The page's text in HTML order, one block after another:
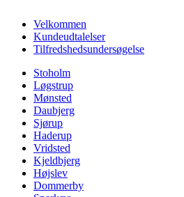
Velkommen
Kundeudtalelser
Tilfredshedsundersøgelse
Stoholm
Løgstrup
Mønsted
Daubjerg
Sjørup
Haderup
Vridsted
Kjeldbjerg
Højslev
Dommerby